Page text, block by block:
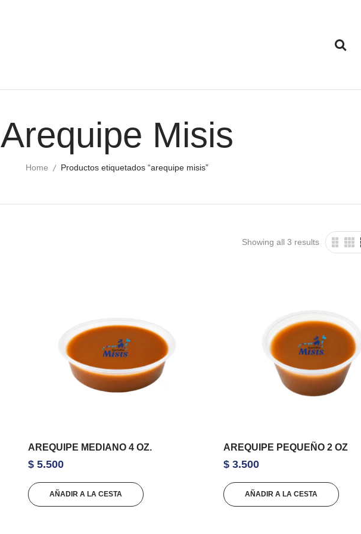
Arequipe Misis
Home Productos etiquetados “arequipe misis”
Showing all 3 results
AREQUIPE MEDIANO 4 OZ.
$5.500
AÑADIR A LA CESTA
AREQUIPE PEQUEÑO 2 OZ
$ 3.500
AÑADIR A LA CESTA